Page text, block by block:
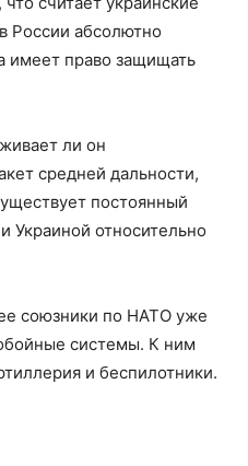
России абсолютно
имеет право защищать
ли он
средней дальности,
постоянный
Украиной относительно
союзники по НАТО уже
системы. К ним
и беспилотники.